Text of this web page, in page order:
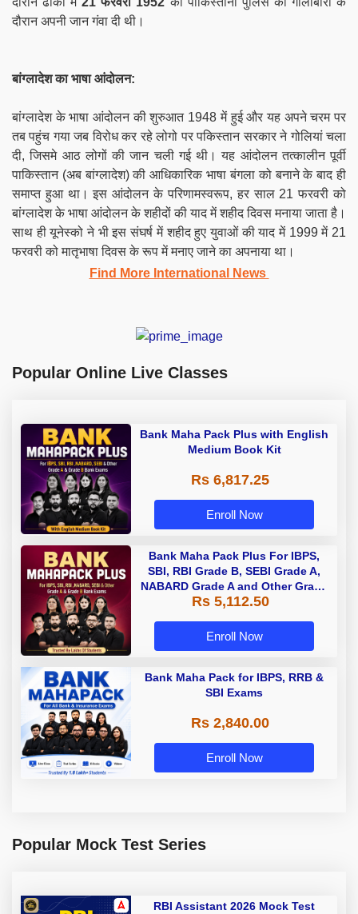
दौरान अपनी जान गंवा दी थी।
बांग्लादेश का भाषा आंदोलन:
बांग्लादेश के भाषा आंदोलन की शुरुआत 1948 में हुई और यह अपने चरम पर
तब पहुंच गया जब विरोध कर रहे लोगो पर पकिस्तान सरकार ने गोलियां चला
दी, जिसमे आठ लोगों की जान चली गई थी। यह आंदोलन तत्कालीन पूर्वी
पाकिस्तान (अब बांग्लादेश) की आधिकारिक भाषा बंगला को बनाने के बाद ही
समाप्त हुआ था। इस आंदोलन के परिणामस्वरूप, हर साल 21 फरवरी को
बांग्लादेश के भाषा आंदोलन के शहीदों की याद में शहीद दिवस मनाया जाता है।
साथ ही यूनेस्को ने भी इस संघर्ष में शहीद हुए युवाओं की याद में 1999 में 21
फरवरी को मातृभाषा दिवस के रूप में मनाए जाने का अपनाया था।
Find More International News
Popular Online Live Classes
Bank Maha Pack Plus with English
Medium Book Kit
Rs 6,817.25
Enroll Now
Bank Maha Pack Plus For IBPS,
SBI, RBI Grade B, SEBI Grade A,
NABARD Grade A and Other Grade
A & Grade B Bank Exams
Rs 5,112.50
Enroll Now
Bank Maha Pack for IBPS, RRB &
SBI Exams
Rs 2,840.00
Enroll Now
Popular Mock Test Series
RBI Assistant 2026 Mock Test